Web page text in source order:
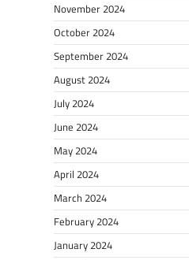
November 2024
October 2024
September 2024
August 2024
July 2024
June 2024
May 2024
April 2024
March 2024
February 2024
January 2024